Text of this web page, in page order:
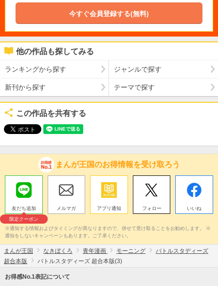
今すぐ会員登録する(無料)
他の作品も探してみる
ランキングから探す ジャンルで探す
新刊から探す テーマで探す
この作品を共有する
まんが王国のお得情報を受け取ろう
友だち追加
限定クーポン
メルマガ アプリ通知 フォロー いいね
※通知する情報およびタイミングが異なりますので、併せて受け取ることをお勧めします。 ※
通知をしないキャンペーンもあります。ご了承ください。
まんが王国 なきぼくろ 青年漫画 モーニング
バトルスタディーズ
超合本版
バトルスタディーズ 超合本版(3)
お得感No.1表記について